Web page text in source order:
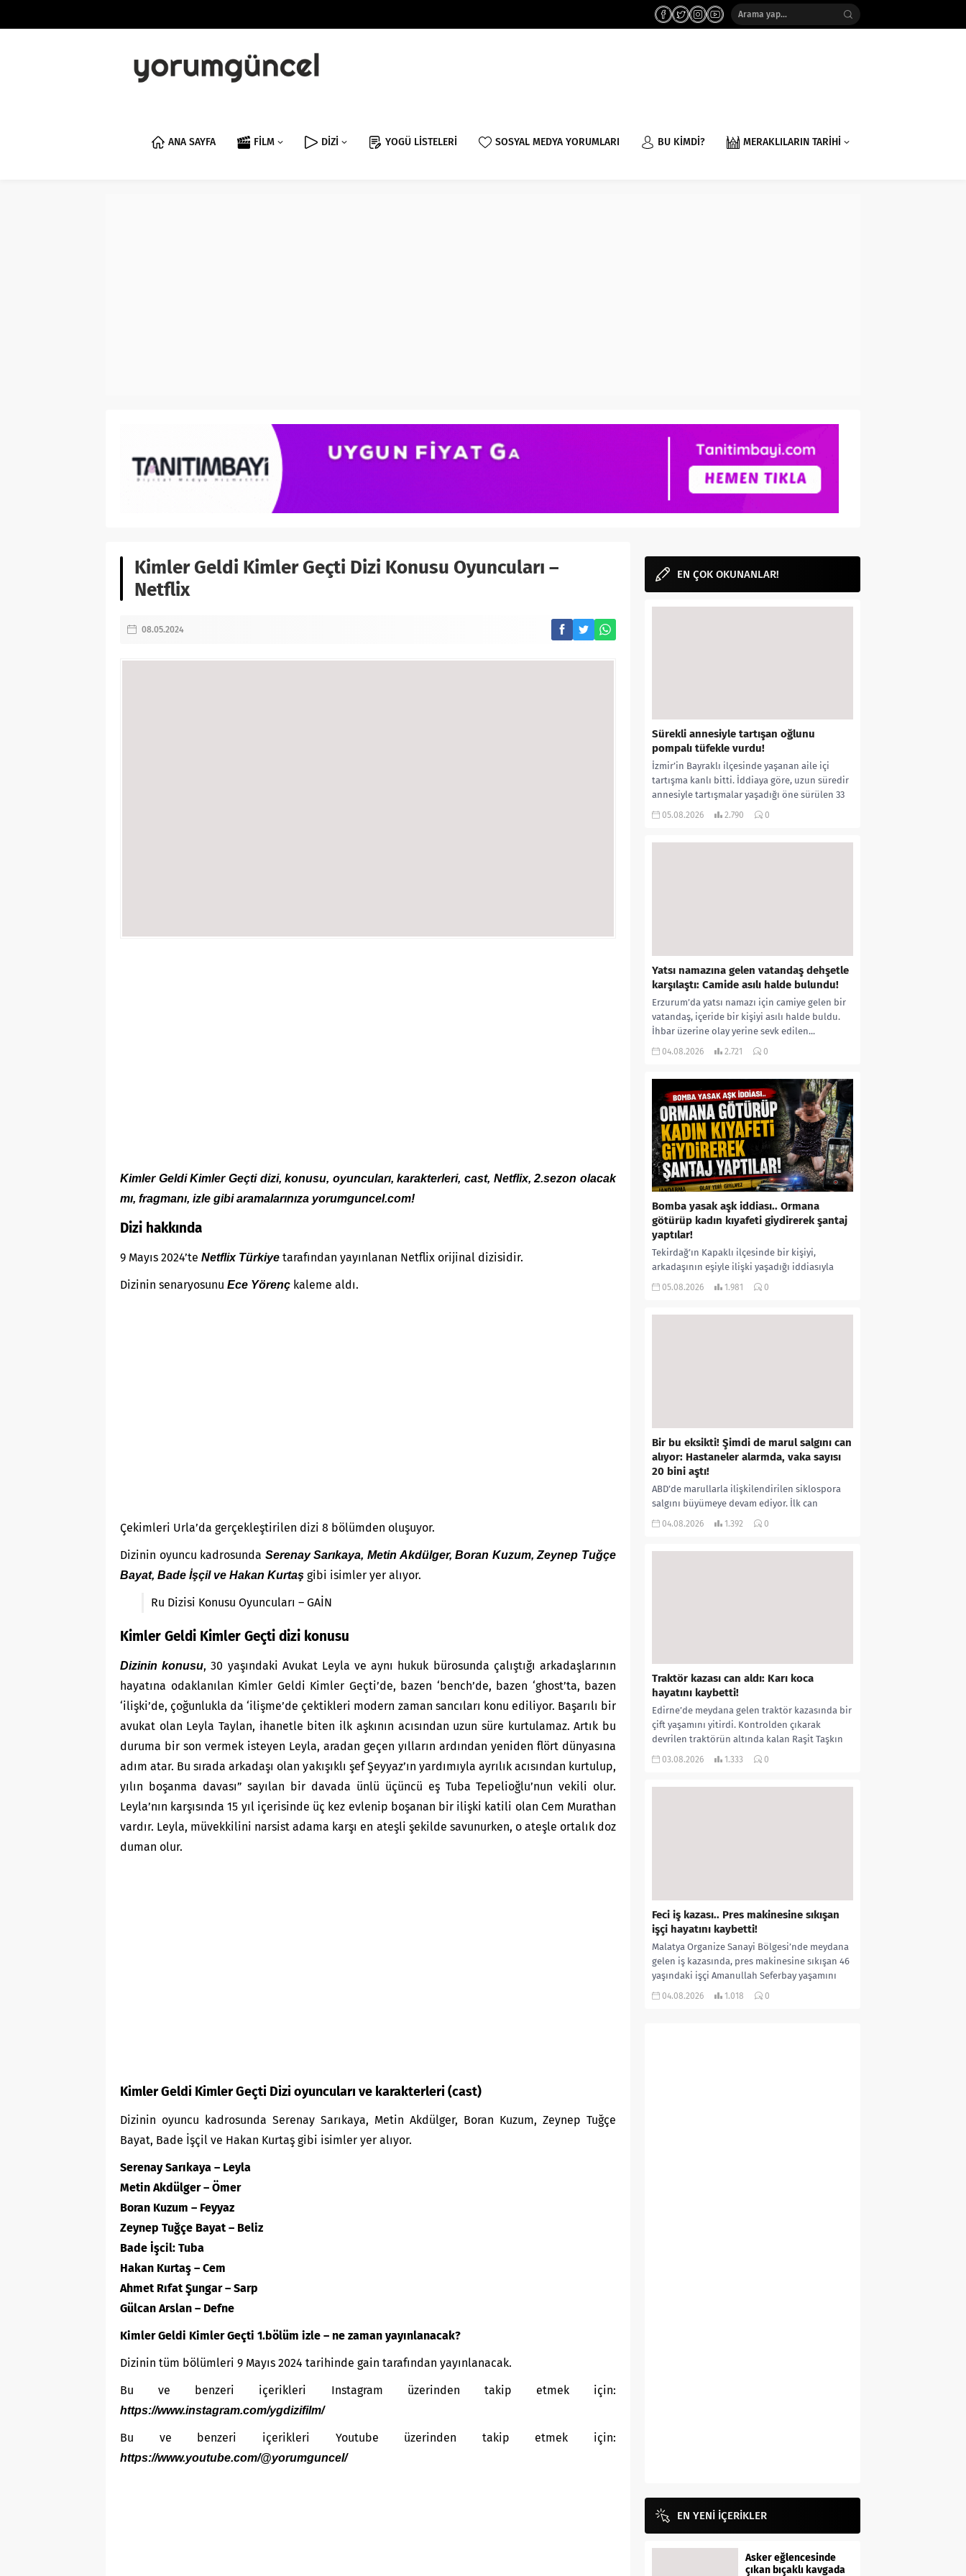
ANA SAYFA FİLM DİZİ YOGÜ LİSTELERİ SOSYAL MEDYA YORUMLARI BU KİMDİ? MERAKLILARIN TARİHİ
Kimler Geldi Kimler Geçti Dizi Konusu Oyuncuları –
Netflix
08.05.2024
Kimler Geldi Kimler Geçti dizi, konusu, oyuncuları, karakterleri, cast, Netflix, 2.sezon olacak
mı, fragmanı, izle gibi aramalarınıza yorumguncel.com!
Dizi hakkında
9 Mayıs 2024’te Netflix Türkiye tarafından yayınlanan Netflix orijinal dizisidir.
Dizinin senaryosunu Ece Yörenç kaleme aldı.
Çekimleri Urla’da gerçekleştirilen dizi 8 bölümden oluşuyor.
Dizinin oyuncu kadrosunda Serenay Sarıkaya, Metin Akdülger, Boran Kuzum, Zeynep Tuğçe
Bayat, Bade İşçil ve Hakan Kurtaş gibi isimler yer alıyor.
Ru Dizisi Konusu Oyuncuları – GAİN
Kimler Geldi Kimler Geçti dizi konusu
Dizinin konusu, 30 yaşındaki Avukat Leyla ve aynı hukuk bürosunda çalıştığı arkadaşlarının
hayatına odaklanılan Kimler Geldi Kimler Geçti’de, bazen ‘bench’de, bazen ‘ghost’ta, bazen
‘ilişki’de, çoğunlukla da ‘ilişme’de çektikleri modern zaman sancıları konu ediliyor. Başarılı bir
avukat olan Leyla Taylan, ihanetle biten ilk aşkının acısından uzun süre kurtulamaz. Artık bu
duruma bir son vermek isteyen Leyla, aradan geçen yılların ardından yeniden flört dünyasına
adım atar. Bu sırada arkadaşı olan yakışıklı şef Şeyyaz’ın yardımıyla ayrılık acısından kurtulup,
yılın boşanma davası” sayılan bir davada ünlü üçüncü eş Tuba Tepelioğlu’nun vekili olur.
Leyla’nın karşısında 15 yıl içerisinde üç kez evlenip boşanan bir ilişki katili olan Cem Murathan
vardır. Leyla, müvekkilini narsist adama karşı en ateşli şekilde savunurken, o ateşle ortalık doz
duman olur.
Kimler Geldi Kimler Geçti Dizi oyuncuları ve karakterleri (cast)
Dizinin oyuncu kadrosunda Serenay Sarıkaya, Metin Akdülger, Boran Kuzum, Zeynep Tuğçe
Bayat, Bade İşçil ve Hakan Kurtaş gibi isimler yer alıyor.
Serenay Sarıkaya – Leyla
Metin Akdülger – Ömer
Boran Kuzum – Feyyaz
Zeynep Tuğçe Bayat – Beliz
Bade İşcil: Tuba
Hakan Kurtaş – Cem
Ahmet Rıfat Şungar – Sarp
Gülcan Arslan – Defne
Kimler Geldi Kimler Geçti 1.bölüm izle – ne zaman yayınlanacak?
Dizinin tüm bölümleri 9 Mayıs 2024 tarihinde gain tarafından yayınlanacak.
Bu ve benzeri içerikleri Instagram üzerinden takip etmek için:
https://www.instagram.com/ygdizifilm/
Bu ve benzeri içerikleri Youtube üzerinden takip etmek için:
https://www.youtube.com/@yorumguncel/
EN ÇOK OKUNANLAR!
Sürekli annesiyle tartışan oğlunu
pompalı tüfekle vurdu!
İzmir’in Bayraklı ilçesinde yaşanan aile içi
tartışma kanlı bitti. İddiaya göre, uzun süredir
annesiyle tartışmalar yaşadığı öne sürülen 33
yaşındaki...
05.08.2026 2.790 0
Yatsı namazına gelen vatandaş dehşetle
karşılaştı: Camide asılı halde bulundu!
Erzurum’da yatsı namazı için camiye gelen bir
vatandaş, içeride bir kişiyi asılı halde buldu.
İhbar üzerine olay yerine sevk edilen...
04.08.2026 2.721 0
Bomba yasak aşk iddiası.. Ormana
götürüp kadın kıyafeti giydirerek şantaj
yaptılar!
Tekirdağ’ın Kapaklı ilçesinde bir kişiyi,
arkadaşının eşiyle ilişki yaşadığı iddiasıyla
ormanlık alana götürerek zorla kadın
05.08.2026 1.981 0
Bir bu eksikti! Şimdi de marul salgını can
alıyor: Hastaneler alarmda, vaka sayısı
20 bini aştı!
ABD’de marullarla ilişkilendirilen siklospora
salgını büyümeye devam ediyor. İlk can
kayıplarının yaşandığı salgında vaka sayısının
04.08.2026 1.392 0
Traktör kazası can aldı: Karı koca
hayatını kaybetti!
Edirne’de meydana gelen traktör kazasında bir
çift yaşamını yitirdi. Kontrolden çıkarak
devrilen traktörün altında kalan Raşit Taşkın
ile eşi Fatma...
03.08.2026 1.333 0
Feci iş kazası.. Pres makinesine sıkışan
işçi hayatını kaybetti!
Malatya Organize Sanayi Bölgesi’nde meydana
gelen iş kazasında, pres makinesine sıkışan 46
yaşındaki işçi Amanullah Seferbay yaşamını
yitirdi. Olayla ilgili...
04.08.2026 1.018 0
EN YENİ İÇERİKLER
Asker eğlencesinde
çıkan bıçaklı kavgada